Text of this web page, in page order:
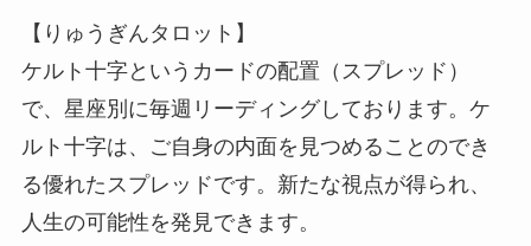
【りゅうぎんタロット】
ケルト十字というカードの配置（スプレッド）
で、星座別に毎週リーディングしております。ケ
ルト十字は、ご自身の内面を見つめることのでき
る優れたスプレッドです。新たな視点が得られ、
人生の可能性を発見できます。